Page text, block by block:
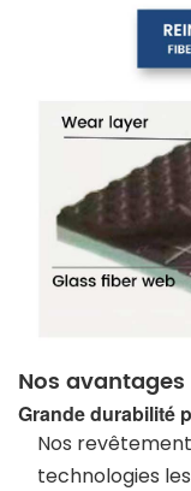
Nos avantages
Grande durabilité
Nos
technologies